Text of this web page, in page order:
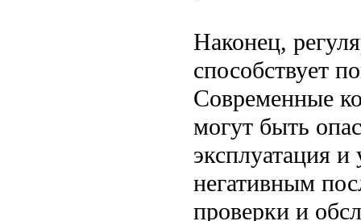
Наконец,
способствует
Современные
могут быть
эксплуатация и
негативным
проверки и